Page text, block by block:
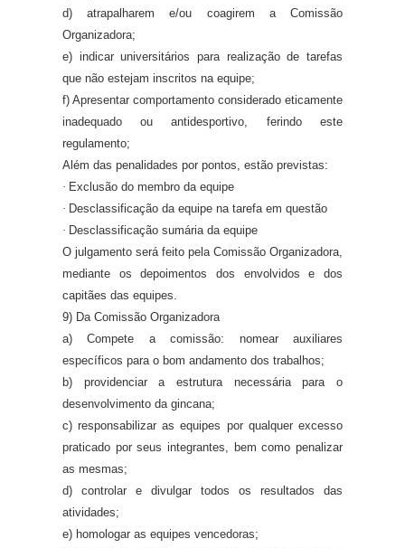
d) atrapalharem e/ou coagirem a Comissão
Organizadora;
e) indicar universitários para realização de tarefas
que não estejam inscritos na equipe;
f) Apresentar comportamento considerado eticamente
inadequado ou antidesportivo, ferindo este
regulamento;
Além das penalidades por pontos, estão previstas:
· Exclusão do membro da equipe
· Desclassificação da equipe na tarefa em questão
· Desclassificação sumária da equipe
O julgamento será feito pela Comissão Organizadora,
mediante os depoimentos dos envolvidos e dos
capitães das equipes.
9) Da Comissão Organizadora
a) Compete a comissão: nomear auxiliares
específicos para o bom andamento dos trabalhos;
b) providenciar a estrutura necessária para o
desenvolvimento da gincana;
c) responsabilizar as equipes por qualquer excesso
praticado por seus integrantes, bem como penalizar
as mesmas;
d) controlar e divulgar todos os resultados das
atividades;
e) homologar as equipes vencedoras;